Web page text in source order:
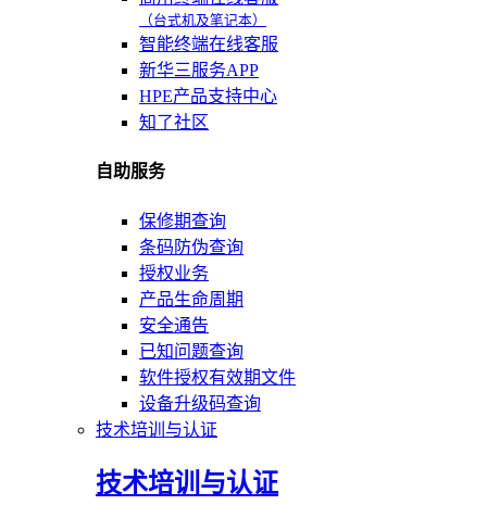
（台式机及笔记本）
智能终端在线客服
新华三服务APP
HPE产品支持中心
知了社区
自助服务
保修期查询
条码防伪查询
授权业务
产品生命周期
安全通告
已知问题查询
软件授权有效期文件
设备升级码查询
技术培训与认证
技术培训与认证